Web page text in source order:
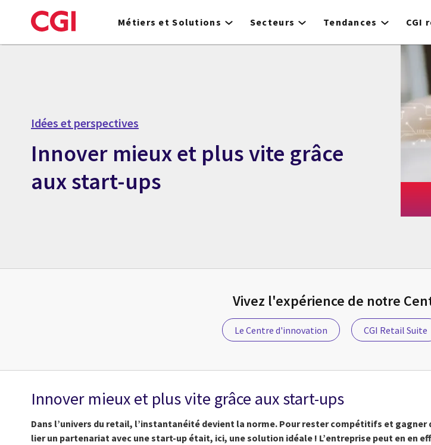
to
Métiers et Solutions Secteurs Tendances CGI
Idées et perspectives
Innover mieux et plus vite grâce
aux start-ups
Vivez l'expérience de notre
Le Centre d'innovation CGI Retail Suite
Innover mieux et plus vite grâce aux start-ups
Dans l’univers du retail, l’instantanéité devient la norme. Pour rester compétitifs et
lier un partenariat avec une start-up était, ici, une solution idéale ! L’entreprise peut en en